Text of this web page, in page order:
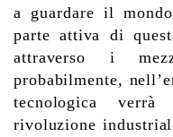
a guardare il
parte attiva di
attraverso i
probabilmente,
tecnologica
rivoluzione